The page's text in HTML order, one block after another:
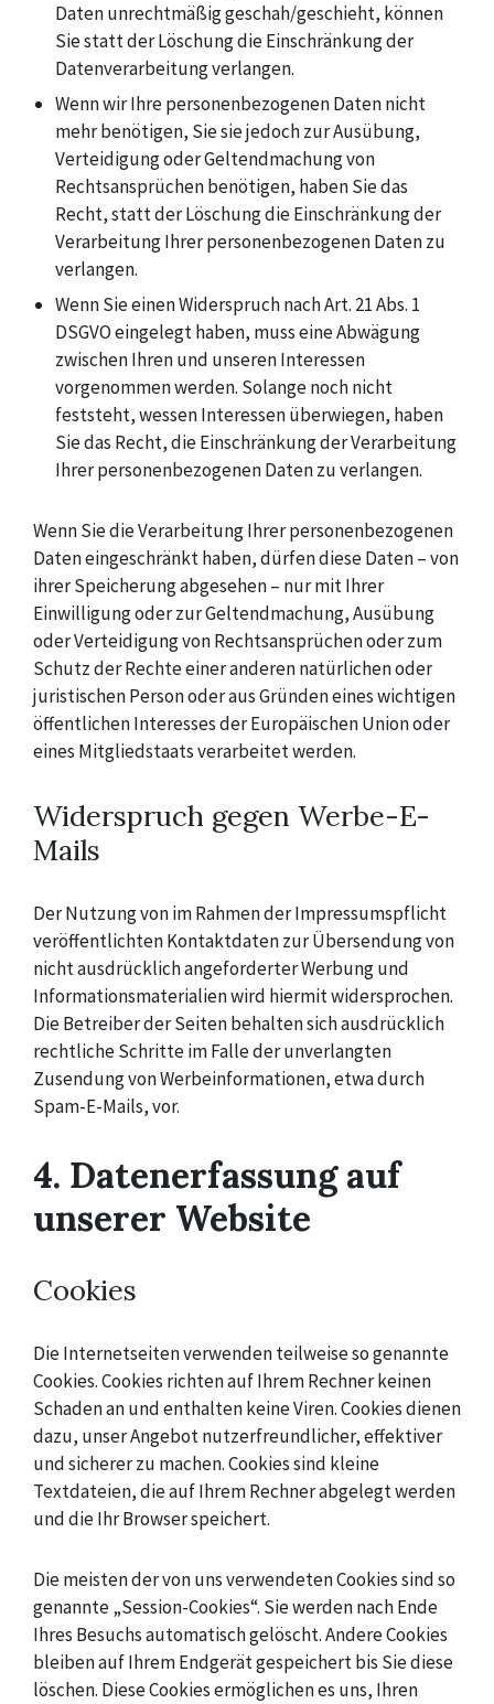
Daten unrechtmäßig geschah/geschieht, können
Sie statt der Löschung die Einschränkung der
Datenverarbeitung verlangen.
Wenn wir Ihre personenbezogenen Daten nicht
mehr benötigen, Sie sie jedoch zur Ausübung,
Verteidigung oder Geltendmachung von
Rechtsansprüchen benötigen, haben Sie das
Recht, statt der Löschung die Einschränkung der
Verarbeitung Ihrer personenbezogenen Daten zu
verlangen.
Wenn Sie einen Widerspruch nach Art. 21 Abs. 1
DSGVO eingelegt haben, muss eine Abwägung
zwischen Ihren und unseren Interessen
vorgenommen werden. Solange noch nicht
feststeht, wessen Interessen überwiegen, haben
Sie das Recht, die Einschränkung der Verarbeitung
Ihrer personenbezogenen Daten zu verlangen.
Wenn Sie die Verarbeitung Ihrer personenbezogenen
Daten eingeschränkt haben, dürfen diese Daten – von
ihrer Speicherung abgesehen – nur mit Ihrer
Einwilligung oder zur Geltendmachung, Ausübung
oder Verteidigung von Rechtsansprüchen oder zum
Schutz der Rechte einer anderen natürlichen oder
juristischen Person oder aus Gründen eines wichtigen
öffentlichen Interesses der Europäischen Union oder
eines Mitgliedstaats verarbeitet werden.
Widerspruch gegen Werbe-E-
Mails
Der Nutzung von im Rahmen der Impressumspflicht
veröffentlichten Kontaktdaten zur Übersendung von
nicht ausdrücklich angeforderter Werbung und
Informationsmaterialien wird hiermit widersprochen.
Die Betreiber der Seiten behalten sich ausdrücklich
rechtliche Schritte im Falle der unverlangten
Zusendung von Werbeinformationen, etwa durch
Spam-E-Mails, vor.
4. Datenerfassung auf
unserer Website
Cookies
Die Internetseiten verwenden teilweise so genannte
Cookies. Cookies richten auf Ihrem Rechner keinen
Schaden an und enthalten keine Viren. Cookies dienen
dazu, unser Angebot nutzerfreundlicher, effektiver
und sicherer zu machen. Cookies sind kleine
Textdateien, die auf Ihrem Rechner abgelegt werden
und die Ihr Browser speichert.
Die meisten der von uns verwendeten Cookies sind so
genannte „Session-Cookies“. Sie werden nach Ende
Ihres Besuchs automatisch gelöscht. Andere Cookies
bleiben auf Ihrem Endgerät gespeichert bis Sie diese
löschen. Diese Cookies ermöglichen es uns, Ihren